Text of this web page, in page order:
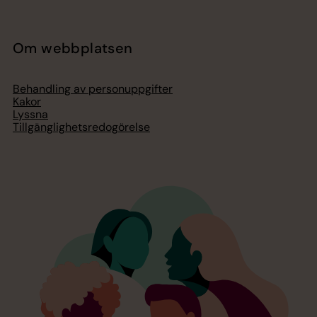
Om webbplatsen
Behandling av personuppgifter
Kakor
Lyssna
Tillgänglighetsredogörelse